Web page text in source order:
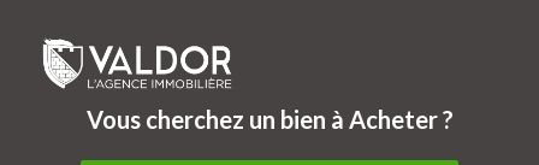
Vous cherchez un bien à Acheter ?